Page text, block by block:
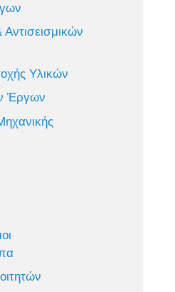
Υλικών
Έργων